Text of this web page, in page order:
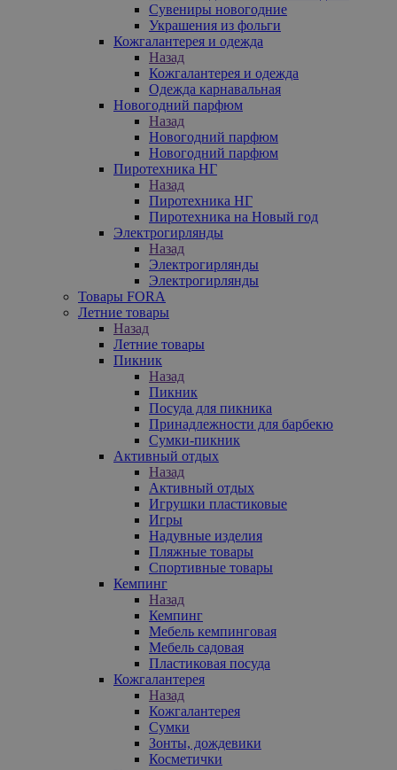
Сувениры новогодние
Украшения из фольги
Кожгалантерея и одежда
Назад
Кожгалантерея и одежда
Одежда карнавальная
Новогодний парфюм
Назад
Новогодний парфюм
Новогодний парфюм
Пиротехника НГ
Назад
Пиротехника НГ
Пиротехника на Новый год
Электрогирлянды
Назад
Электрогирлянды
Электрогирлянды
Товары FORA
Летние товары
Назад
Летние товары
Пикник
Назад
Пикник
Посуда для пикника
Принадлежности для барбекю
Сумки-пикник
Активный отдых
Назад
Активный отдых
Игрушки пластиковые
Игры
Надувные изделия
Пляжные товары
Спортивные товары
Кемпинг
Назад
Кемпинг
Мебель кемпинговая
Мебель садовая
Пластиковая посуда
Кожгалантерея
Назад
Кожгалантерея
Сумки
Зонты, дождевики
Косметички